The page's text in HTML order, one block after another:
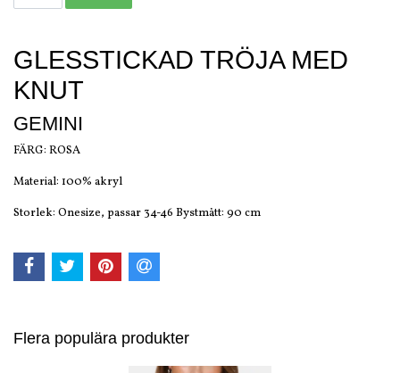
GLESSTICKAD TRÖJA MED
KNUT
GEMINI
FÄRG: ROSA
Material: 100% akryl
Storlek: Onesize, passar 34-46 Bystmått: 90 cm
Flera populära produkter